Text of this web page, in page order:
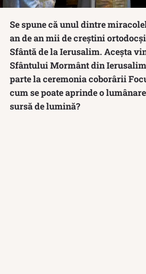
Se spune că unul dintre
an de an mii de creștini
Sfântă de la Ierusalim. Aceșta
Sfântului Mormânt din
parte la ceremonia coborârii
cum se poate aprinde o
sursă de lumină?